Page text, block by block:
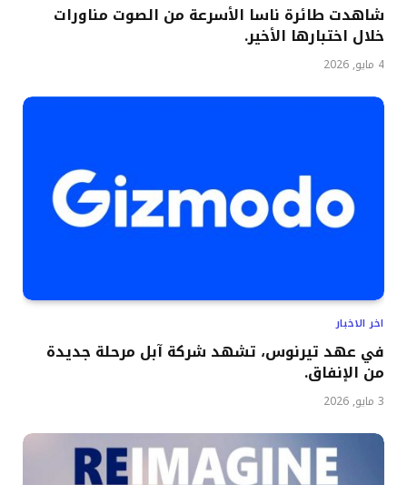
شاهدت طائرة ناسا الأسرعة من الصوت مناورات
خلال اختبارها الأخير.
4 مايو, 2026
اخر الاخبار
في عهد تيرنوس، تشهد شركة آبل مرحلة جديدة
من الإنفاق.
3 مايو, 2026